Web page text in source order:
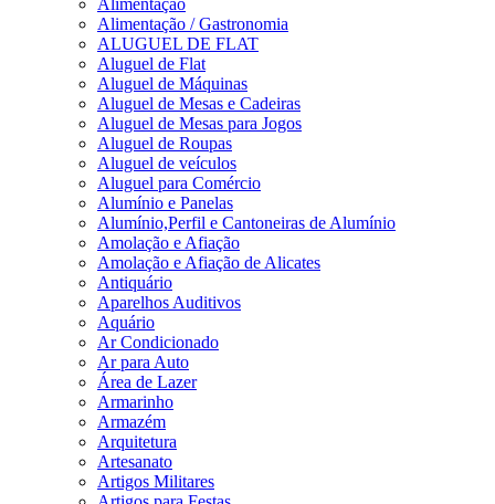
Alimentação
Alimentação / Gastronomia
ALUGUEL DE FLAT
Aluguel de Flat
Aluguel de Máquinas
Aluguel de Mesas e Cadeiras
Aluguel de Mesas para Jogos
Aluguel de Roupas
Aluguel de veículos
Aluguel para Comércio
Alumínio e Panelas
Alumínio,Perfil e Cantoneiras de Alumínio
Amolação e Afiação
Amolação e Afiação de Alicates
Antiquário
Aparelhos Auditivos
Aquário
Ar Condicionado
Ar para Auto
Área de Lazer
Armarinho
Armazém
Arquitetura
Artesanato
Artigos Militares